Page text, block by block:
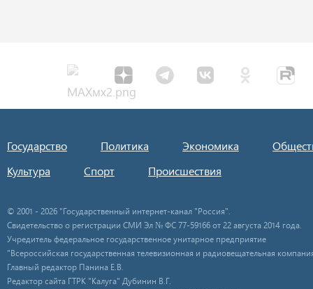
Государство Политика Экономика
Культура
Спорт Происшествия
© 2001 - 2026 "Государственный интернет-канал "Россия".
Свидетельство о регистрации СМИ Эл № ФС 77-59166 от 22 августа 2014 года.
Учредитель федеральное государственное унитарное предприятие
"Всероссийская государственная телевизионная и радиовещательная
Главный редактор Панина Е.В.
Редактор сайта ГТРК "Калуга" Дубинин В.Г.